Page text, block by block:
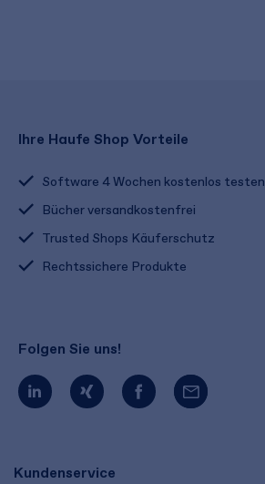
Kundenservice
Ihre Haufe Shop Vorteile
Software 4 Wochen kostenlos testen
Bücher versandkostenfrei
Trusted Shops Käuferschutz
Rechtssichere Produkte
Folgen Sie uns!